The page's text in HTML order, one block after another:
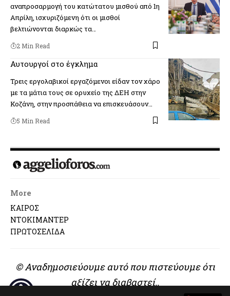
αναπροσαρμογή του κατώτατου μισθού από 1η
Απρίλη, ισχυριζόμενη ότι οι μισθοί
βελτιώνονται διαρκώς τα…
2 Min Read
Αυτουργοί στο έγκλημα
Τρεις εργολαβικοί εργαζόμενοι είδαν τον χάρο
με τα μάτια τους σε ορυχείο της ΔΕΗ στην
Κοζάνη, στην προσπάθεια να επισκευάσουν…
5 Min Read
More
ΚΑΙΡΟΣ
ΝΤΟΚΙΜΑΝΤΕΡ
ΠΡΩΤΟΣΕΛΙΔΑ
© Αναδημοσιεύουμε αυτό που πιστεύουμε ότι
αξίζει να διαβαστεί..